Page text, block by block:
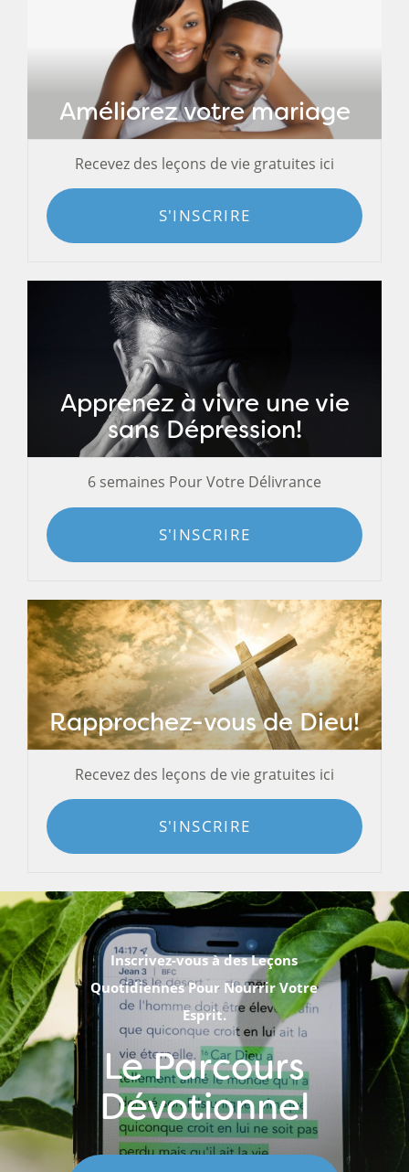
Améliorez votre mariage
Recevez des leçons de vie gratuites ici
S'INSCRIRE
Apprenez à vivre une vie
sans Dépression!
6 semaines Pour Votre Délivrance
S'INSCRIRE
Rapprochez-vous de Dieu!
Recevez des leçons de vie gratuites ici
S'INSCRIRE
Inscrivez-vous à des Leçons
Quotidiennes Pour Nourrir Votre
Esprit.
Le Parcours
Dévotionnel